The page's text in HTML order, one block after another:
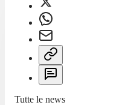
Tutte le news